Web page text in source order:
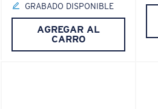
GRABADO DISPONIBLE
AGREGAR AL
CARRO